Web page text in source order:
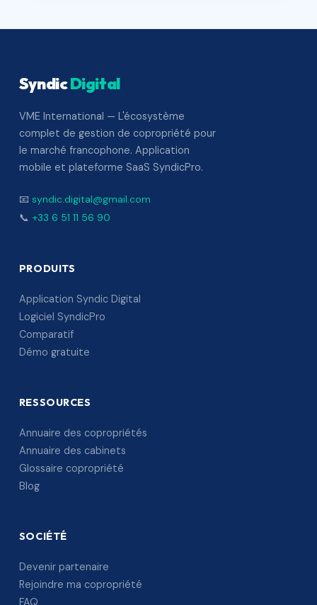
SyndicDigital
VME International — L'écosystème
complet de gestion de copropriété pour
le marché francophone. Application
mobile et plateforme SaaS SyndicPro.
📧 syndic.digital@gmail.com
📞 +33 6 51 11 56 90
PRODUITS
Application Syndic Digital
Logiciel SyndicPro
Comparatif
Démo gratuite
RESSOURCES
Annuaire des copropriétés
Annuaire des cabinets
Glossaire copropriété
Blog
SOCIÉTÉ
Devenir partenaire
Rejoindre ma copropriété
FAQ